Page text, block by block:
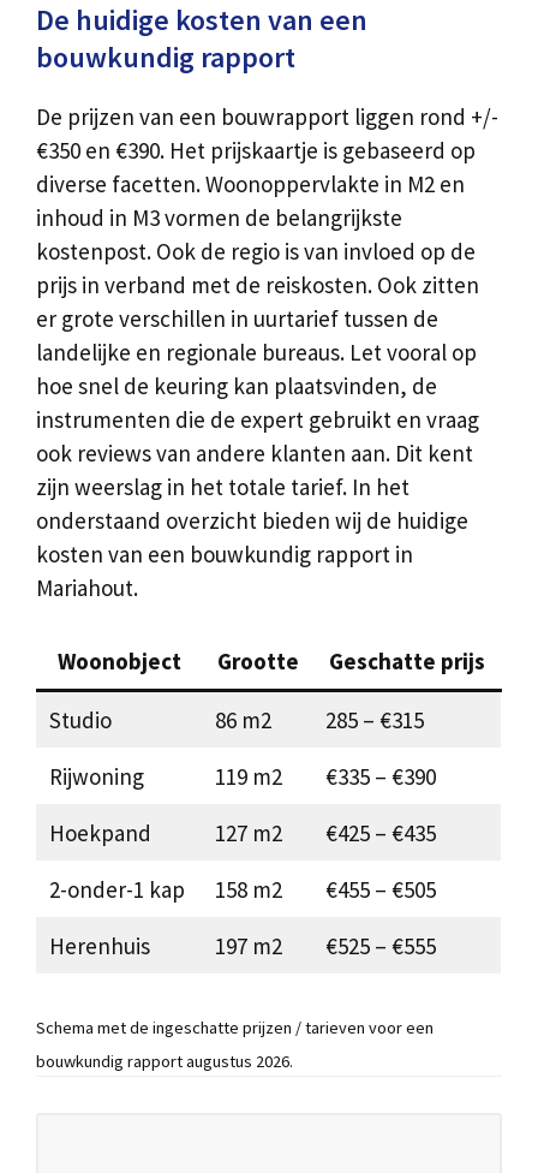
De huidige kosten van een
bouwkundig rapport
De prijzen van een bouwrapport liggen rond +/-
€350 en €390. Het prijskaartje is gebaseerd op
diverse facetten. Woonoppervlakte in M2 en
inhoud in M3 vormen de belangrijkste
kostenpost. Ook de regio is van invloed op de
prijs in verband met de reiskosten. Ook zitten
er grote verschillen in uurtarief tussen de
landelijke en regionale bureaus. Let vooral op
hoe snel de keuring kan plaatsvinden, de
instrumenten die de expert gebruikt en vraag
ook reviews van andere klanten aan. Dit kent
zijn weerslag in het totale tarief. In het
onderstaand overzicht bieden wij de huidige
kosten van een bouwkundig rapport in
Mariahout.
Woonobject Grootte Geschatte prijs
Studio 86 m2
285 – €315
Rijwoning
119 m2
€335 – €390
Hoekpand
127 m2
€425 – €435
2-onder-1 kap
158 m2
€455 – €505
Herenhuis
197 m2 €525 – €555
Schema met de ingeschatte prijzen / tarieven voor een
bouwkundig rapport augustus 2026.